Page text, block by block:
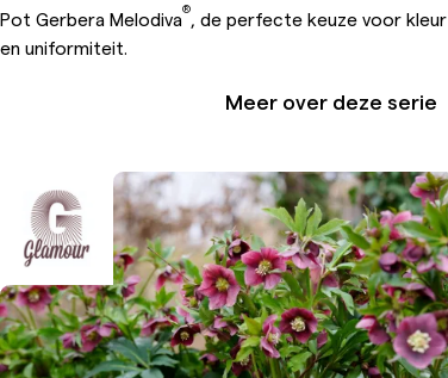
Pot Gerbera Melodiva®, de perfecte keuze voor kleur
en uniformiteit.
Meer over deze serie